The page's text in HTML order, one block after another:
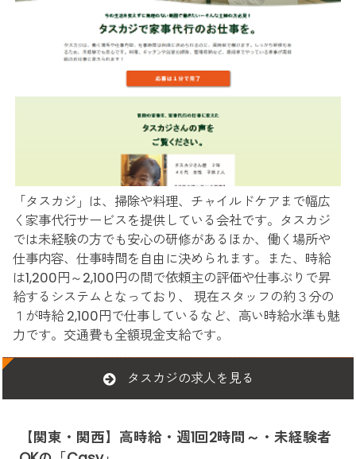
「タスカジ」は、掃除や料理、チャイルドケアまで幅広
く家事代行サービスを提供している会社です。タスカジ
では未経験の方でも安心の研修があるほか、働く場所や
仕事内容、仕事時間を自由に決められます。また、時給
は1,200円～2,100円の間で依頼主の評価や仕事ぶりで昇
給するシステムとなっており、 現在スタッフの約３分の
１が時給 2,100円で仕事しているなど、高い時給水準も魅
力です。交通費も全額現金支給です。
タスカジの求人を見る
【関東・関西】高時給・週1回2時間～・未経験者